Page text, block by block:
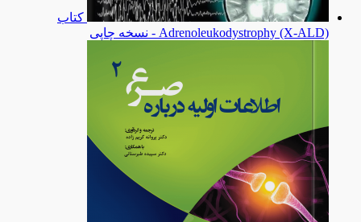
کتاب
Adrenoleukodystrophy (X-ALD) - نسخه چاپی